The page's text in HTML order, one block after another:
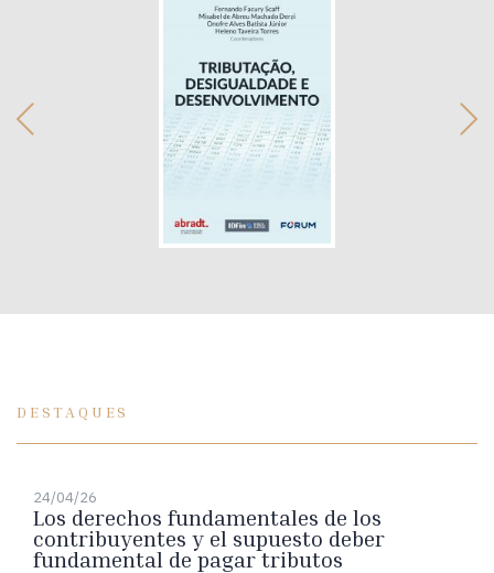
DESTAQUES
24/04/26
Los derechos fundamentales de los
contribuyentes y el supuesto deber
fundamental de pagar tributos